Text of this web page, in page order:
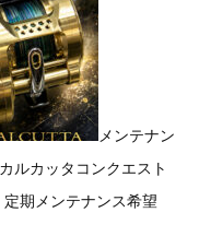
メンテナン
ルカッタコンクエスト
期メンテナンス希望